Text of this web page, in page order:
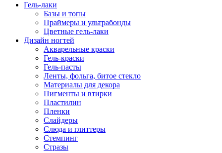
Гель-лаки
Базы и топы
Праймеры и ультрабонды
Цветные гель-лаки
Дизайн ногтей
Акварельные краски
Гель-краски
Гель-пасты
Ленты, фольга, битое стекло
Материалы для декора
Пигменты и втирки
Пластилин
Пленки
Слайдеры
Слюда и глиттеры
Стемпинг
Стразы